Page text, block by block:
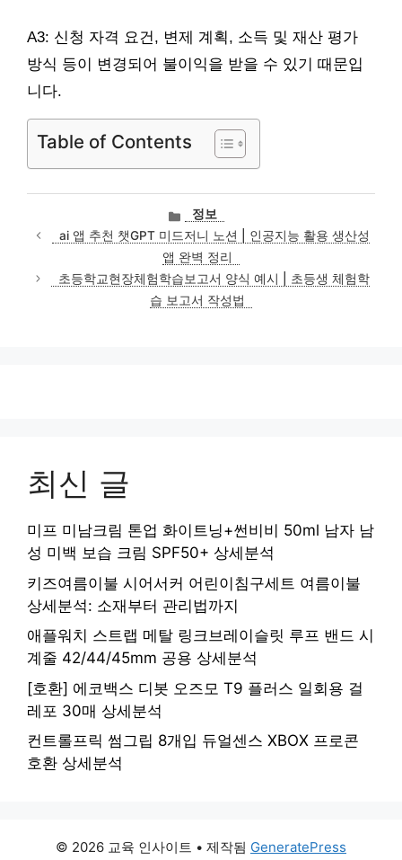
A3: 신청 자격 요건, 변제 계획, 소득 및 재산 평가
방식 등이 변경되어 불이익을 받을 수 있기 때문입
니다.
Table of Contents
카
테
고
리
정보
ai 앱 추천 챗GPT 미드저니 노션 | 인공지능 활용 생산성
앱 완벽 정리
초등학교현장체험학습보고서 양식 예시 | 초등생 체험학
습 보고서 작성법
최신 글
미프 미남크림 톤업 화이트닝+썬비비 50ml 남자 남
성 미백 보습 크림 SPF50+ 상세분석
키즈여름이불 시어서커 어린이침구세트 여름이불
상세분석: 소재부터 관리법까지
애플워치 스트랩 메탈 링크브레이슬릿 루프 밴드 시
계줄 42/44/45mm 공용 상세분석
[호환] 에코백스 디봇 오즈모 T9 플러스 일회용 걸
레포 30매 상세분석
컨트롤프릭 썸그립 8개입 듀얼센스 XBOX 프로콘
호환 상세분석
© 2026 교육 인사이트 • 제작됨 GeneratePress